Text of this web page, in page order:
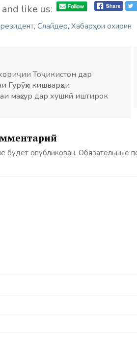
like us:
, Слайдер, Хабарҳои охирин
Тоҷикистон дар
Гурӯҳи кишварҳои
маҳсур дар хушкӣ иштирок
будет опубликован. Обязательные